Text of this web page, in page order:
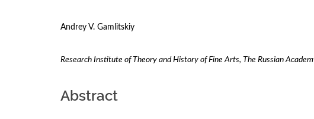
Andrey V. Gamlitskiy
Research Institute of Theory and History of Fine Arts, The Russian
Abstract